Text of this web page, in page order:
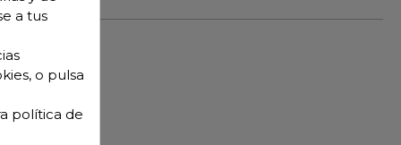
a tus
o pulsa
política de